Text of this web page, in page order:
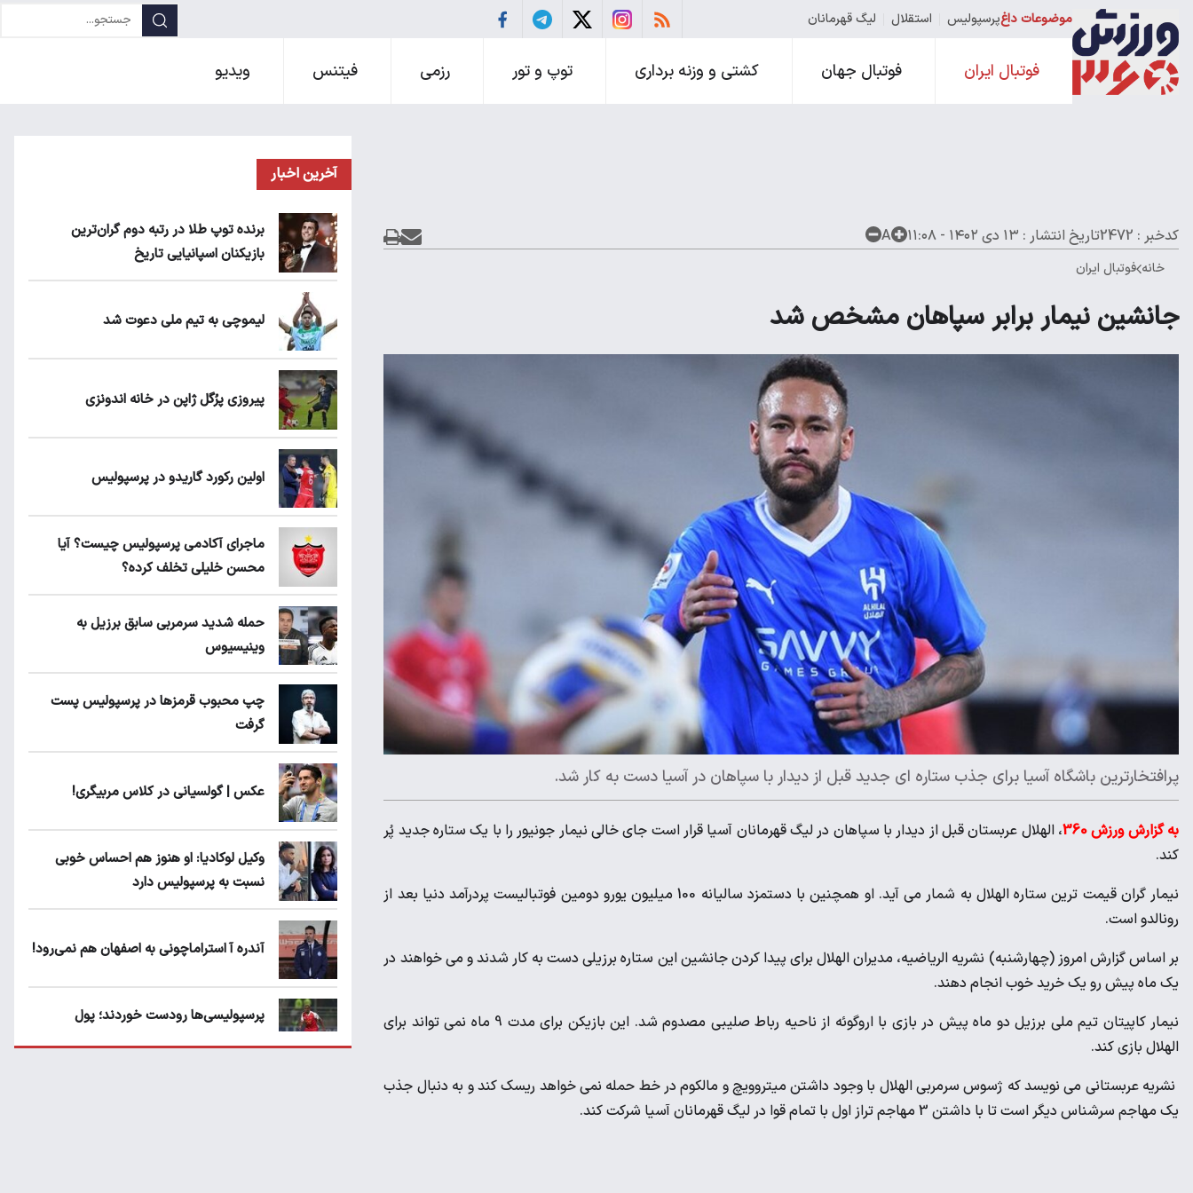
موضوعات داغپرسپولیس استقلال لیگ قهرمانان
فوتبال ایران فوتبال جهان کشتی و وزنه برداری توپ و تور رزمی فیتنس ویدیو
کدخبر : 2472 تاریخ انتشار : ۱۳ دی ۱۴۰۲ - ۱۱:۰۸ A
خانه فوتبال ایران
جانشین نیمار برابر سپاهان مشخص شد
پرافتخارترین باشگاه آسیا برای جذب ستاره ای جدید قبل از دیدار با سپاهان در آسیا دست به کار شد.
به گزارش ورزش 360
، الهلال عربستان قبل از دیدار با سپاهان در لیگ قهرمانان آسیا قرار است جای خالی نیمار جونیور را با یک ستاره جدید پُر
کند.
نیمار گران قیمت ترین ستاره الهلال به شمار می آید. او همچنین با دستمزد سالیانه 100 میلیون یورو دومین فوتبالیست پردرآمد دنیا بعد از
رونالدو است.
بر اساس گزارش امروز (چهارشنبه) نشریه الریاضیه، مدیران الهلال برای پیدا کردن جانشین این ستاره برزیلی دست به کار شدند و می خواهند در
یک ماه پیش رو یک خرید خوب انجام دهند.
نیمار کاپیتان تیم ملی برزیل دو ماه پیش در بازی با اروگوئه از ناحیه رباط صلیبی مصدوم شد. این بازیکن برای مدت 9 ماه نمی تواند برای
الهلال بازی کند.
نشریه عربستانی می نویسد که ژسوس سرمربی الهلال با وجود داشتن میتروویچ و مالکوم در خط حمله نمی خواهد ریسک کند و به دنبال جذب
یک مهاجم سرشناس دیگر است تا با داشتن 3 مهاجم تراز اول با تمام قوا در لیگ قهرمانان آسیا شرکت کند.
آخرین اخبار
برنده توپ طلا در رتبه دوم گران‌ترین
بازیکنان اسپانیایی تاریخ
لیموچی به تیم ملی دعوت شد
پیروزی پرُگل ژاپن در خانه اندونزی
اولین رکورد گاریدو در پرسپولیس
ماجرای آکادمی پرسپولیس چیست؟ آیا
محسن خلیلی تخلف کرده؟
حمله شدید سرمربی سابق برزیل به
وینیسیوس
چپ محبوب قرمزها در پرسپولیس پست
گرفت
عکس | گولسیانی در کلاس مربیگری!
وکیل لوکادیا: او هنوز هم احساس خوبی
نسبت به پرسپولیس دارد
آندره آ استراماچونی به اصفهان هم نمی‌رود!
پرسپولیسی‌ها رودست خوردند؛ پول